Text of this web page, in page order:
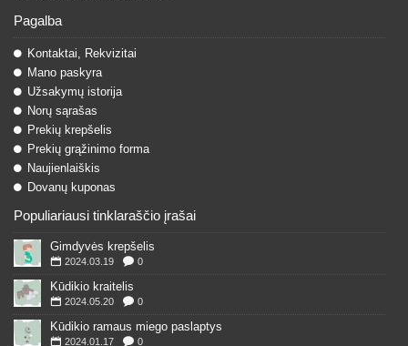
Pagalba
Kontaktai, Rekvizitai
Mano paskyra
Užsakymų istorija
Norų sąrašas
Prekių krepšelis
Prekių grąžinimo forma
Naujienlaiškis
Dovanų kuponas
Populiariausi tinklaraščio įrašai
Gimdyvės krepšelis
2024.03.19 0
Kūdikio kraitelis
2024.05.20 0
Kūdikio ramaus miego paslaptys
2024.01.17 0